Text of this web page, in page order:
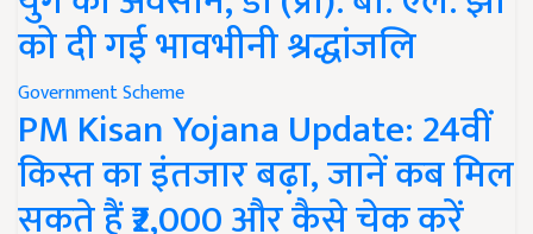
को दी गई भावभीनी श्रद्धांजलि
Government Scheme
PM Kisan Yojana Update: 24वीं
किस्त का इंतजार बढ़ा, जानें कब मिल
सकते हैं ₹2,000 और कैसे चेक करें